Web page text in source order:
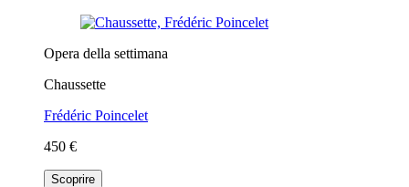
Opera della settimana
Chaussette
Frédéric Poincelet
450 €
Scoprire